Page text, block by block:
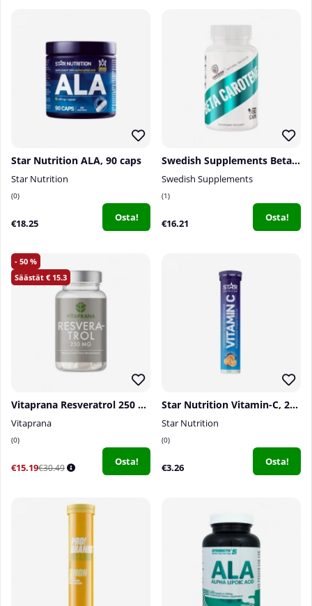
Star Nutrition ALA, 90 caps
Star Nutrition
0
€18.25 Osta!
Swedish Supplements Beta Caroten, 60 caps
Swedish Supplements
1
€16.21 Osta!
50
15.3
Vitaprana Resveratrol 250 mg, 60 caps
Vitaprana
0
€15.19€30.49
Osta!
Star Nutrition Vitamin-C, 20 brustabletter
Star Nutrition
0
€3.26 Osta!